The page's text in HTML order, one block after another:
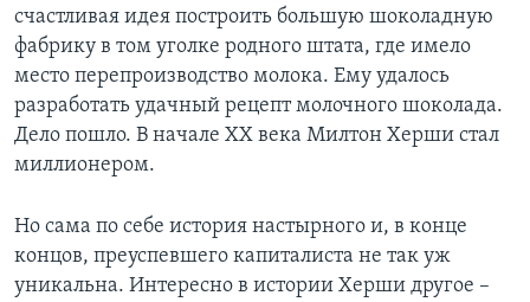
счастливая идея построить большую шоколадную
фабрику в том уголке родного штата, где имело
место перепроизводство молока. Ему удалось
разработать удачный рецепт молочного шоколада.
Дело пошло. В начале XX века Милтон Херши стал
миллионером.
Но сама по себе история настырного и, в конце
концов, преуспевшего капиталиста не так уж
уникальна. Интересно в истории Херши другое –